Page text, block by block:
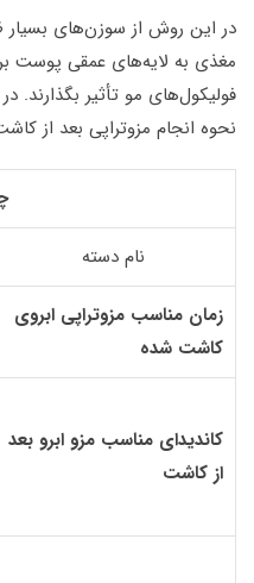
در این روش از سوزن‌های بسیار
مغذی به لایه‌های عمقی پوست
فولیکول‌های مو تأثیر بگذارند.
نحوه انجام مزوتراپی بعد از
نام دسته
زمان مناسب مزوتراپی ابروی
کاشت شده
کاندیدای مناسب مزو ابرو بعد
از کاشت